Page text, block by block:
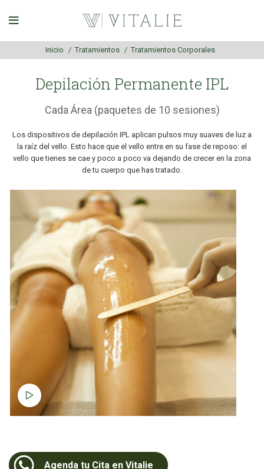
Inicio Tratamientos Tratamientos Corporales
Depilación Permanente IPL
Cada Área (paquetes de 10 sesiones)
Los dispositivos de depilación IPL aplican pulsos muy suaves de luz a
la raíz del vello. Esto hace que el vello entre en su fase de reposo: el
vello que tienes se cae y poco a poco va dejando de crecer en la zona
de tu cuerpo que has tratado.
Ver video
Agenda tu Cita en Vitalie